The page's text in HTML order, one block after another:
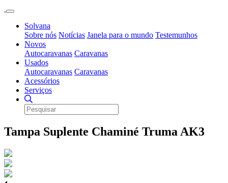
Solvana
Sobre nós Notícias Janela para o mundo Testemunhos
Novos
Autocaravanas Caravanas
Usados
Autocaravanas Caravanas
Acessórios
Serviços
Tampa Suplente Chaminé Truma AK3